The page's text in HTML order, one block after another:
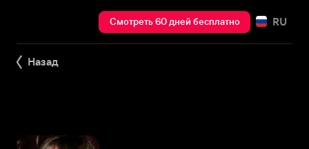
Смотреть 60 дней бесплатно RU
Назад